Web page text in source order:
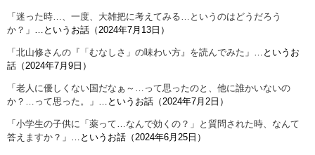
「 迷った時…、一度、大雑把に考えてみる…というのはどうだろう
か？ 」…というお話（2024年7月13日）
「 北山修さんの『「むなしさ」の味わい方』を読んでみた 」…というお
話（2024年7月9日）
「 老人に優しくない国だなぁ～…って思ったのと、他に誰かいないの
か？…って思った。
」…というお話（2024年7月2日）
「 小学生の子供に「薬って…なんで効くの？」と質問された時、なんて
答えますか？ 」…というお話（2024年6月25日）